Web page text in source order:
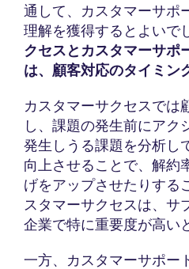
通して、カスタマーサポ
理解を獲得するとよいで
クセスとカスタマーサポ
は、顧客対応のタイミン
カスタマーサクセスでは
し、課題の発生前にアク
発生しうる課題を分析し
向上させることで、解約
げをアップさせたりする
スタマーサクセスは、サ
企業で特に重要度が高い
一方、カスタマーサポー